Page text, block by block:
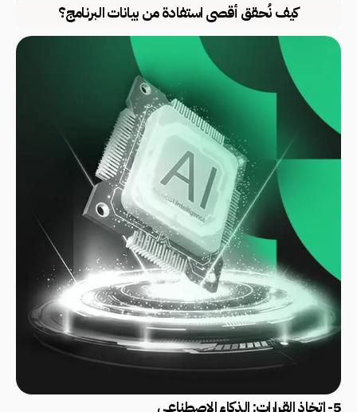
كيف نُحقق أقصى استفادة من بيانات البرنامج؟
5- اتخاذ القرارات: الذكاء الاصطناعي